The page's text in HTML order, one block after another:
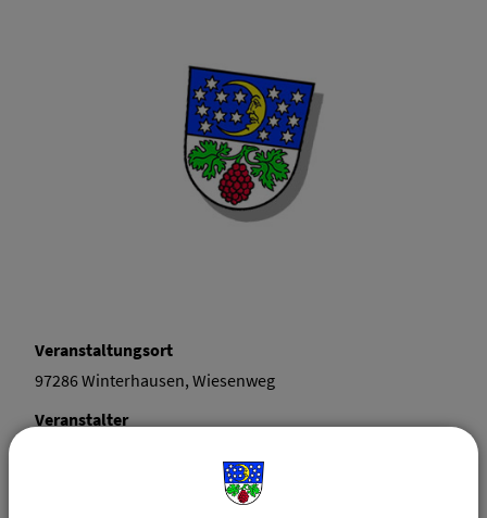
Veranstaltungsort
97286 Winterhausen, Wiesenweg
Veranstalter
97286 Winterhausen, Rathausplatz 2